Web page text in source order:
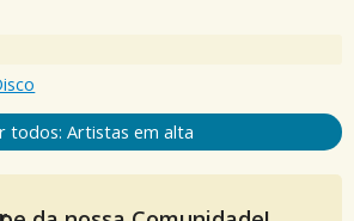
todos: Artistas em alta